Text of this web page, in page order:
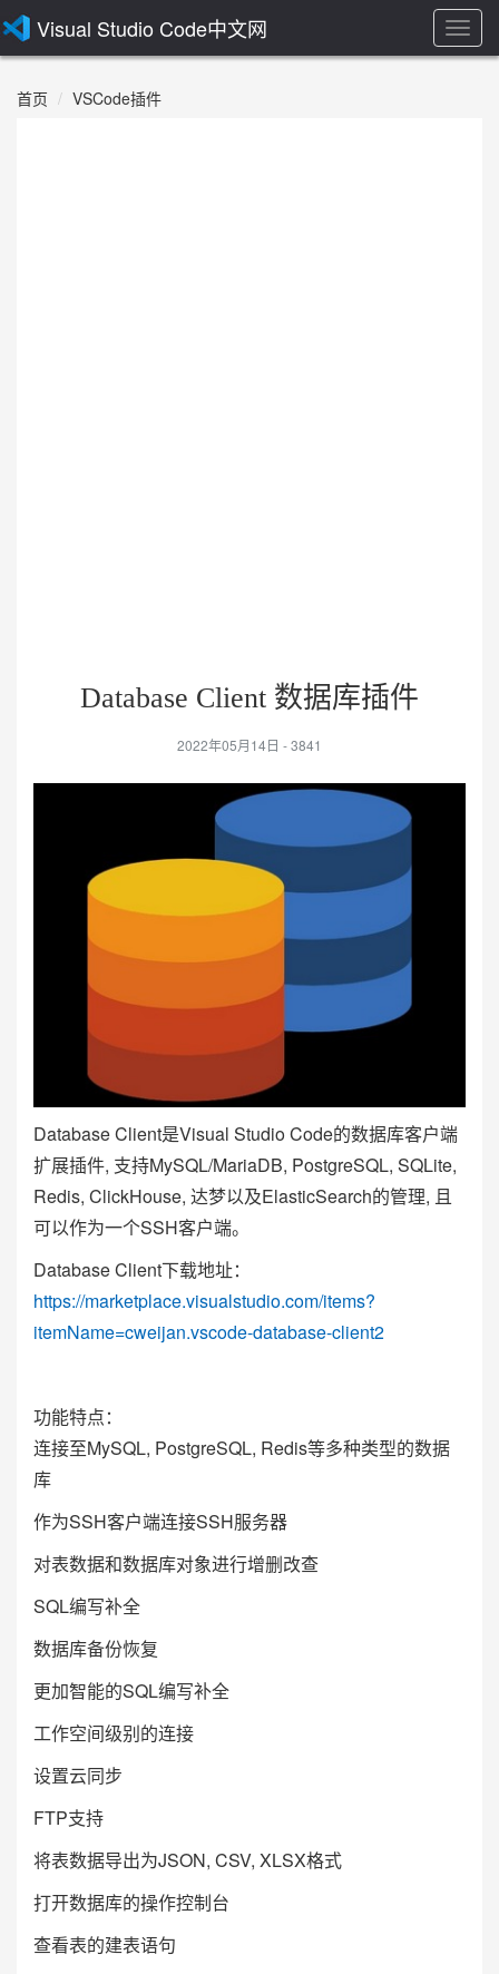
Visual Studio Code中文网
首页 VSCode插件
Database Client 数据库插件
2022年05月14日 -3841
Database Client是Visual Studio Code的数据库客户端
扩展插件, 支持MySQL/MariaDB, PostgreSQL, SQLite,
Redis, ClickHouse, 达梦以及ElasticSearch的管理, 且
可以作为一个SSH客户端。
Database Client下载地址：
https://marketplace.visualstudio.com/items?
itemName=cweijan.vscode-database-client2
功能特点：
连接至MySQL, PostgreSQL, Redis等多种类型的数据
库
作为SSH客户端连接SSH服务器
对表数据和数据库对象进行增删改查
SQL编写补全
数据库备份恢复
更加智能的SQL编写补全
工作空间级别的连接
设置云同步
FTP支持
将表数据导出为JSON, CSV, XLSX格式
打开数据库的操作控制台
查看表的建表语句